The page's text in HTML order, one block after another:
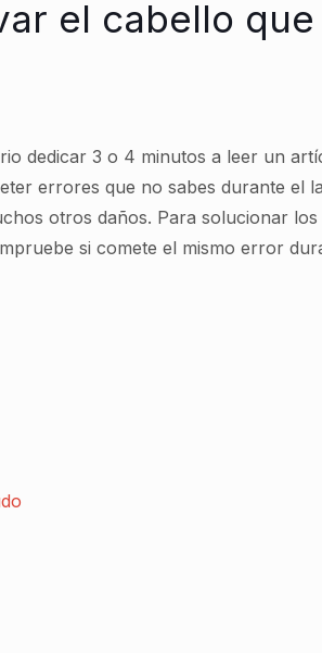
el cabello
dedicar 3 o 4 minutos a leer un
errores que no sabes durante
otros daños. Para solucionar
si comete el mismo error